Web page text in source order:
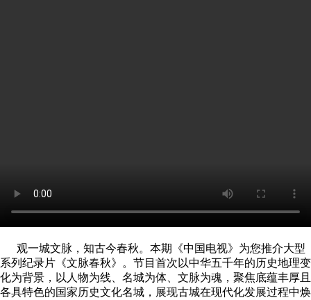
观一城文脉，知古今春秋。本期《中国电视》为您推介大型
系列纪录片《文脉春秋》。节目首次以中华五千年的历史地理变
化为背景，以人物为线、名城为体、文脉为魂，聚焦底蕴丰厚且
各具特色的国家历史文化名城，展现古城在现代化发展过程中焕